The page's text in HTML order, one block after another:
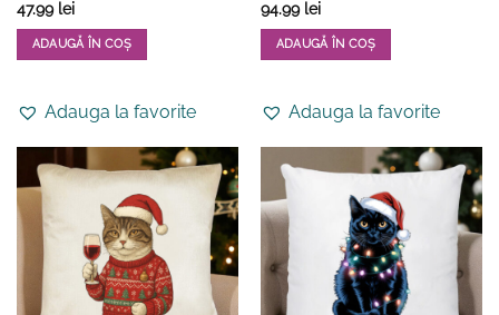
47.99 lei
ADAUGĂ ÎN COȘ
are
multe
variații.
Opțiunile
alese
Adauga la favorite
94.99 lei
ADAUGĂ ÎN COȘ
Adauga la favorite